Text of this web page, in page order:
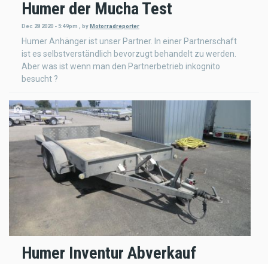
Humer der Mucha Test
Dec 28 2020 - 5:49pm , byMotorradreporter
Humer Anhänger ist unser Partner. In einer Partnerschaft
ist es selbstverständlich bevorzugt behandelt zu werden.
Aber was ist wenn man den Partnerbetrieb inkognito
besucht ?
Humer Inventur Abverkauf